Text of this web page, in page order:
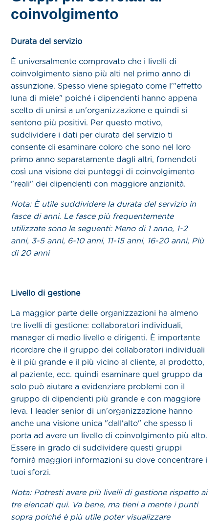
coinvolgimento
Durata del servizio
È universalmente comprovato che i livelli di
coinvolgimento siano più alti nel primo anno di
assunzione. Spesso viene spiegato come l'"effetto
luna di miele" poiché i dipendenti hanno appena
scelto di unirsi a un'organizzazione e quindi si
sentono più positivi. Per questo motivo,
suddividere i dati per durata del servizio ti
consente di esaminare coloro che sono nel loro
primo anno separatamente dagli altri, fornendoti
così una visione dei punteggi di coinvolgimento
"reali" dei dipendenti con maggiore anzianità.
Nota: È utile suddividere la durata del servizio in
fasce di anni. Le fasce più frequentemente
utilizzate sono le seguenti: Meno di 1 anno, 1-2
anni, 3-5 anni, 6-10 anni, 11-15 anni, 16-20 anni, Più
di 20 anni
Livello di gestione
La maggior parte delle organizzazioni ha almeno
tre livelli di gestione: collaboratori individuali,
manager di medio livello e dirigenti. È importante
ricordare che il gruppo dei collaboratori individuali
è il più grande e il più vicino al cliente, al prodotto,
al paziente, ecc. quindi esaminare quel gruppo da
solo può aiutare a evidenziare problemi con il
gruppo di dipendenti più grande e con maggiore
leva. I leader senior di un'organizzazione hanno
anche una visione unica "dall'alto" che spesso li
porta ad avere un livello di coinvolgimento più alto.
Essere in grado di suddividere questi gruppi
fornirà maggiori informazioni su dove concentrare i
tuoi sforzi.
Nota: Potresti avere più livelli di gestione rispetto ai
tre elencati qui. Va bene, ma tieni a mente i punti
sopra poiché è più utile poter visualizzare